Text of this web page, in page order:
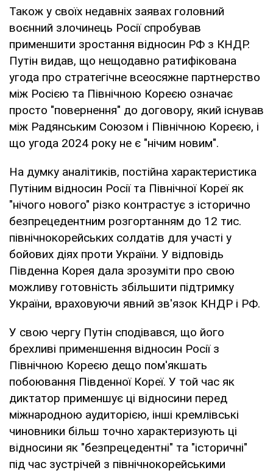
Також у своїх недавніх заявах головний
воєнний злочинець Росії спробував
применшити зростання відносин РФ з КНДР.
Путін видав, що нещодавно ратифікована
угода про стратегічне всеосяжне партнерство
між Росією та Північною Кореєю означає
просто "повернення" до договору, який існував
між Радянським Союзом і Північною Кореєю, і
що угода 2024 року не є "нічим новим".
На думку аналітиків, постійна характеристика
Путіним відносин Росії та Північної Кореї як
"нічого нового" різко контрастує з історично
безпрецедентним розгортанням до 12 тис.
північнокорейських солдатів для участі у
бойових діях проти України. У відповідь
Південна Корея дала зрозуміти про свою
можливу готовність збільшити підтримку
України, враховуючи явний зв'язок КНДР і РФ.
У свою чергу Путін сподівався, що його
брехливі применшення відносин Росії з
Північною Кореєю дещо пом'якшать
побоювання Південної Кореї. У той час як
диктатор применшує ці відносини перед
міжнародною аудиторією, інші кремлівські
чиновники більш точно характеризують ці
відносини як "безпрецедентні" та "історичні"
під час зустрічей з північнокорейськими